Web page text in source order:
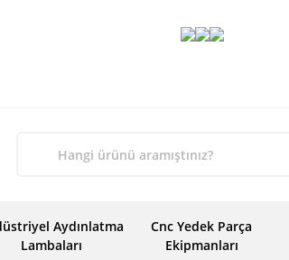
Aydınlatma
Lambaları
Cnc Yedek Parça
Ekipmanları